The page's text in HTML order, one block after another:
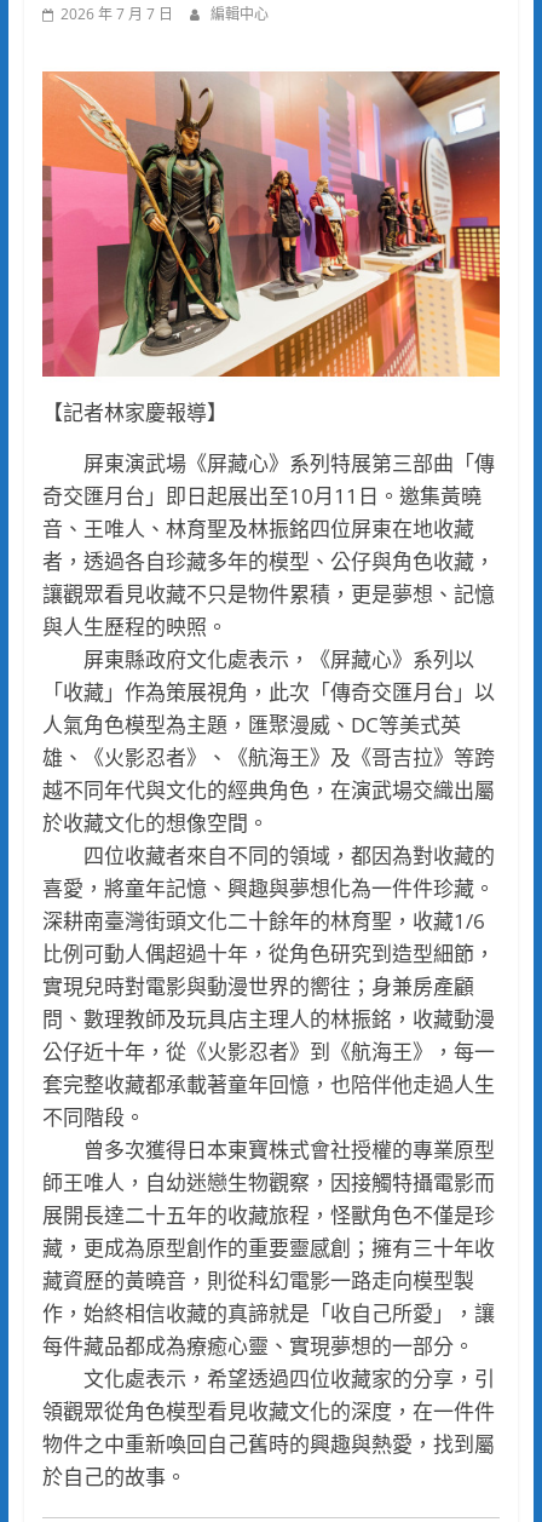
2026 年 7 月 7 日 編輯中心
【記者林家慶報導】
屏東演武場《屏藏心》系列特展第三部曲「傳
奇交匯月台」即日起展出至10月11日。邀集黃曉
音、王唯人、林育聖及林振銘四位屏東在地收藏
者，透過各自珍藏多年的模型、公仔與角色收藏，
讓觀眾看見收藏不只是物件累積，更是夢想、記憶
與人生歷程的映照。
屏東縣政府文化處表示，《屏藏心》系列以
「收藏」作為策展視角，此次「傳奇交匯月台」以
人氣角色模型為主題，匯聚漫威、DC等美式英
雄、《火影忍者》、《航海王》及《哥吉拉》等跨
越不同年代與文化的經典角色，在演武場交織出屬
於收藏文化的想像空間。
四位收藏者來自不同的領域，都因為對收藏的
喜愛，將童年記憶、興趣與夢想化為一件件珍藏。
深耕南臺灣街頭文化二十餘年的林育聖，收藏1/6
比例可動人偶超過十年，從角色研究到造型細節，
實現兒時對電影與動漫世界的嚮往；身兼房產顧
問、數理教師及玩具店主理人的林振銘，收藏動漫
公仔近十年，從《火影忍者》到《航海王》，每一
套完整收藏都承載著童年回憶，也陪伴他走過人生
不同階段。
曾多次獲得日本東寶株式會社授權的專業原型
師王唯人，自幼迷戀生物觀察，因接觸特攝電影而
展開長達二十五年的收藏旅程，怪獸角色不僅是珍
藏，更成為原型創作的重要靈感創；擁有三十年收
藏資歷的黃曉音，則從科幻電影一路走向模型製
作，始終相信收藏的真諦就是「收自己所愛」，讓
每件藏品都成為療癒心靈、實現夢想的一部分。
文化處表示，希望透過四位收藏家的分享，引
領觀眾從角色模型看見收藏文化的深度，在一件件
物件之中重新喚回自己舊時的興趣與熱愛，找到屬
於自己的故事。